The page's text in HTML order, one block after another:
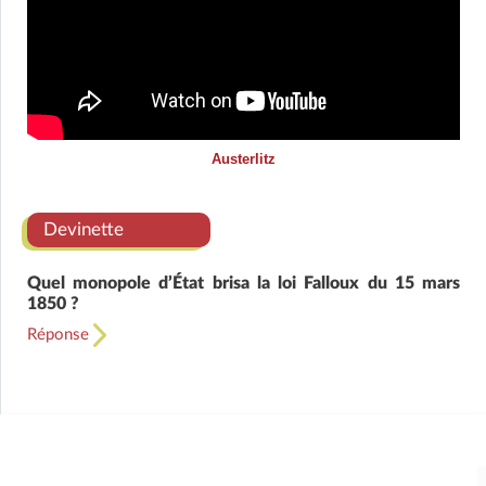
Austerlitz
Devinette
Quel monopole d’État brisa la loi Falloux du 15 mars
1850 ?
Réponse